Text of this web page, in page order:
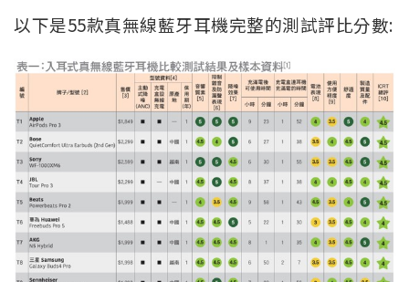
以下是55款真無線藍牙耳機完整的測試評比分數: